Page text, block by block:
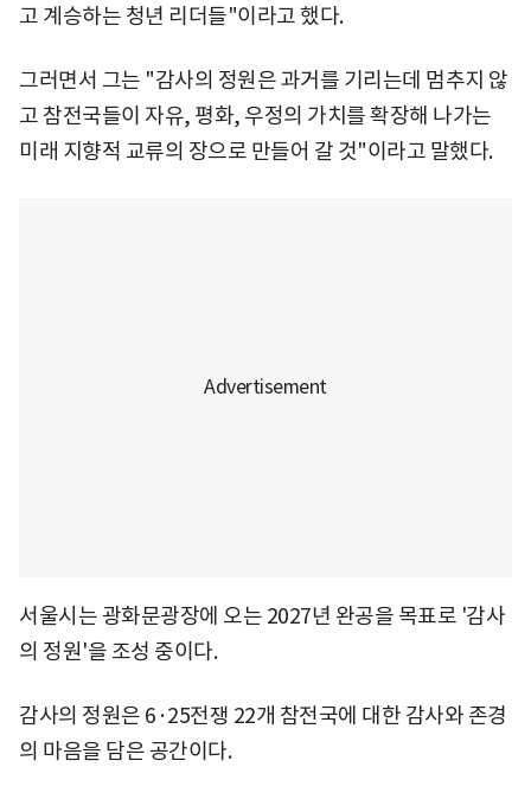
고 계승하는 청년 리더들"이라고 했다.
그러면서 그는 "감사의 정원은 과거를 기리는데 멈추지 않
고 참전국들이 자유, 평화, 우정의 가치를 확장해 나가는
미래 지향적 교류의 장으로 만들어 갈 것"이라고 말했다.
서울시는 광화문광장에 오는 2027년 완공을 목표로 '감사
의 정원'을 조성 중이다.
감사의 정원은 6·25전쟁 22개 참전국에 대한 감사와 존경
의 마음을 담은 공간이다.